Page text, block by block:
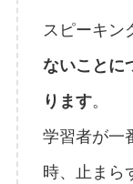
スピーキン
ないことに
ります。
学習者が一
時、止まら